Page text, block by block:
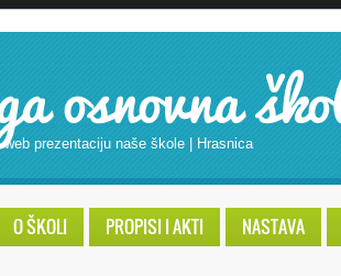
osnovna
web prezentaciju naše škole | Hrasnica
O ŠKOLI PROPISI I AKTI NASTAVA